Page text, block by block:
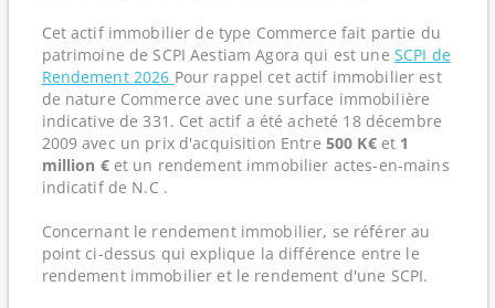
Cet actif immobilier de type Commerce fait partie du
patrimoine de SCPI Aestiam Agora qui est une SCPI de
Rendement 2026 Pour rappel cet actif immobilier est
de nature Commerce avec une surface immobilière
indicative de 331. Cet actif a été acheté 18 décembre
2009 avec un prix d'acquisition Entre 500 K€et 1
million €et un rendement immobilier actes-en-mains
indicatif de N.C .
Concernant le rendement immobilier, se référer au
point ci-dessus qui explique la différence entre le
rendement immobilier et le rendement d'une SCPI.